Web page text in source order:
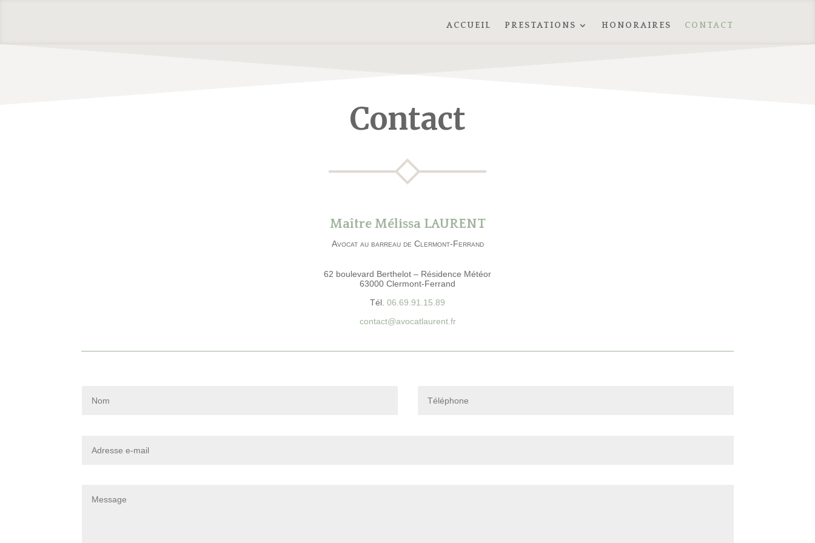
ACCUEIL PRESTATIONS HONORAIRES CONTACT
Contact
Maître Mélissa LAURENT
Avocat au barreau de Clermont-Ferrand
62 boulevard Berthelot – Résidence Météor
63000 Clermont-Ferrand
Tél. 06.69.91.15.89
contact@avocatlaurent.fr